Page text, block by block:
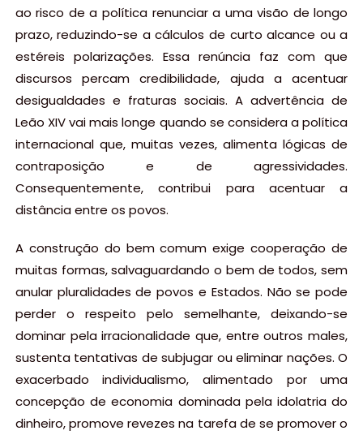
ao risco de a política renunciar a uma visão de longo
prazo, reduzindo-se a cálculos de curto alcance ou a
estéreis polarizações. Essa renúncia faz com que
discursos percam credibilidade, ajuda a acentuar
desigualdades e fraturas sociais. A advertência de
Leão XIV vai mais longe quando se considera a política
internacional que, muitas vezes, alimenta lógicas de
contraposição e de agressividades.
Consequentemente, contribui para acentuar a
distância entre os povos.
A construção do bem comum exige cooperação de
muitas formas, salvaguardando o bem de todos, sem
anular pluralidades de povos e Estados. Não se pode
perder o respeito pelo semelhante, deixando-se
dominar pela irracionalidade que, entre outros males,
sustenta tentativas de subjugar ou eliminar nações. O
exacerbado individualismo, alimentado por uma
concepção de economia dominada pela idolatria do
dinheiro, promove revezes na tarefa de se promover o